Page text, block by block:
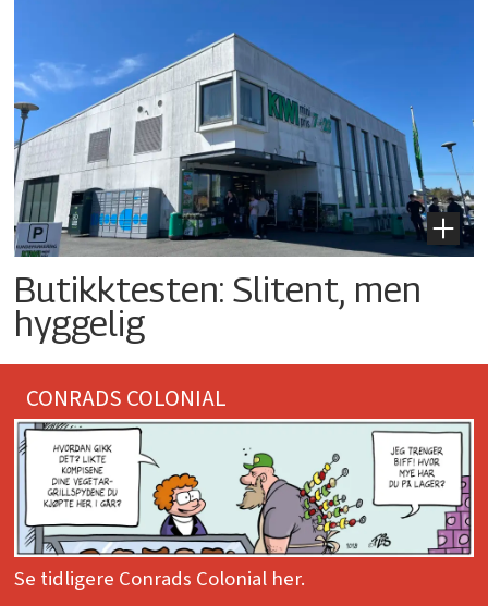
Butikktesten: Slitent, men
hyggelig
CONRADS COLONIAL
Se tidligere Conrads Colonial her.